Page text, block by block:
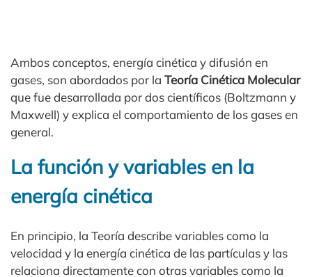
Ambos conceptos, energía cinética y difusión en
gases, son abordados por la Teoría Cinética Molecular
que fue desarrollada por dos científicos (Boltzmann y
Maxwell) y explica el comportamiento de los gases en
general.
La función y variables en la
energía cinética
En principio, la Teoría describe variables como la
velocidad y la energía cinética de las partículas y las
relaciona directamente con otras variables como la